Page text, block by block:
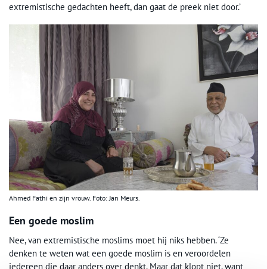
extremistische gedachten heeft, dan gaat de preek niet door.’
Ahmed Fathi en zijn vrouw. Foto: Jan Meurs.
Een goede moslim
Nee, van extremistische moslims moet hij niks hebben. ‘Ze
denken te weten wat een goede moslim is en veroordelen
iedereen die daar anders over denkt. Maar dat klopt niet, want